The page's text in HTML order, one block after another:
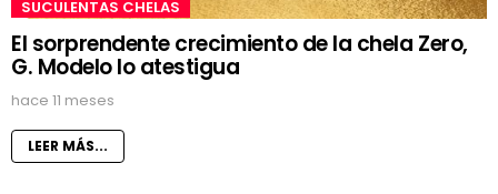
SUCULENTAS CHELAS
El sorprendente crecimiento de la chela Zero,
G. Modelo lo atestigua
hace 11 meses
LEER MÁS...